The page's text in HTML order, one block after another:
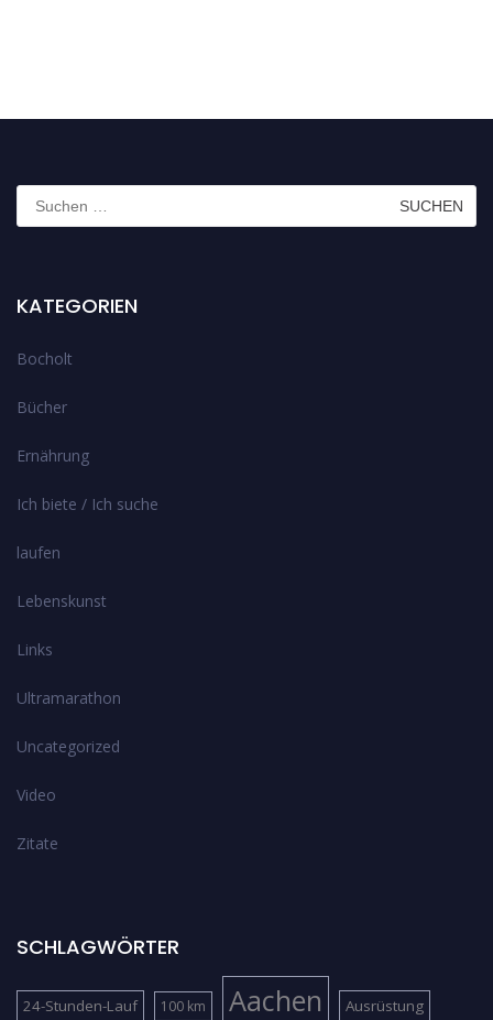
Suchen
nach:
KATEGORIEN
Bocholt
Bücher
Ernährung
Ich biete / Ich suche
laufen
Lebenskunst
Links
Ultramarathon
Uncategorized
Video
Zitate
SCHLAGWÖRTER
24-Stunden-Lauf 100 km Aachen Ausrüstung